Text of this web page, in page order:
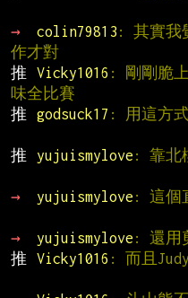
→
colin79813 : 其實我
作才對
推
Vicky1016 : 剛剛脆
味全比賽
推
godsuck17 : 用這方
推
yujuismylove : 靠北
→
yujuismylove : 這個
→
yujuismylove : 還用
推
Vicky1016 : 而且